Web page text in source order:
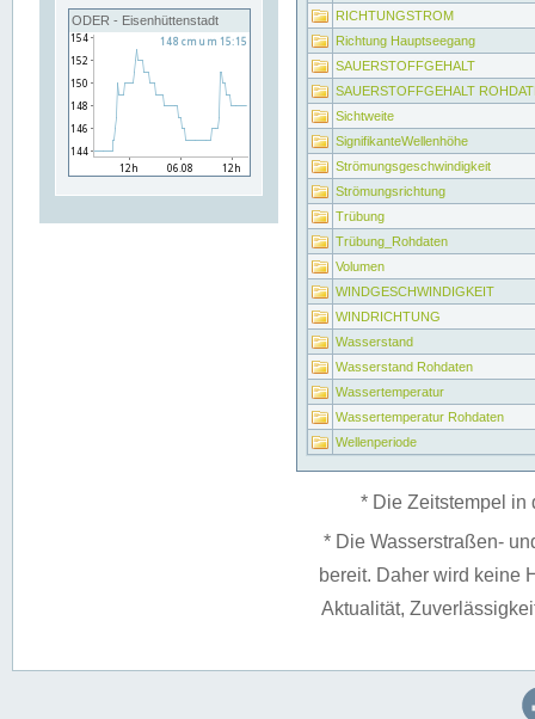
ODER - Eisenhüttenstadt
RICHTUNGSTROM
Richtung Hauptseegang
SAUERSTOFFGEHALT
SAUERSTOFFGEHALT
Sichtweite
SignifikanteWellenhöhe
Strömungsgeschwindigkeit
Strömungsrichtung
Trübung
Trübung_Rohdaten
Volumen
WINDGESCHWINDIGKEIT
WINDRICHTUNG
Wasserstand
Wasserstand Rohdaten
Wassertemperatur
Wassertemperatur Rohdaten
Wellenperiode
* Die Zeitstempel in
* Die Wasserstraßen-
bereit. Daher wird keine
Aktualität,